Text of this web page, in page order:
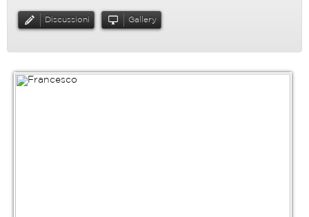
Discussioni Gallery